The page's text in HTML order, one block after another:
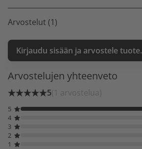
Arvostelut (1)
Kirjaudu sisään ja arvostele tuote.
Arvostelujen yhteenveto
5(1 arvostelua)
5
4
3
2
1